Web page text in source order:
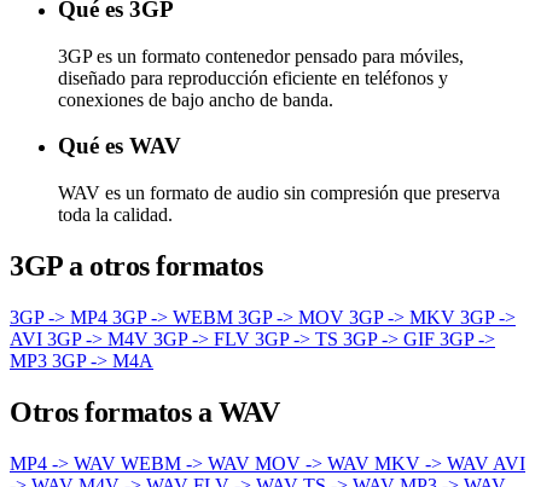
Qué es 3GP
3GP es un formato contenedor pensado para móviles,
diseñado para reproducción eficiente en teléfonos y
conexiones de bajo ancho de banda.
Qué es WAV
WAV es un formato de audio sin compresión que preserva
toda la calidad.
3GP a otros formatos
3GP -> MP4 3GP -> WEBM 3GP -> MOV 3GP -> MKV 3GP ->
AVI 3GP -> M4V 3GP -> FLV 3GP -> TS 3GP -> GIF 3GP ->
MP3 3GP -> M4A
Otros formatos a WAV
MP4 -> WAV WEBM -> WAV MOV -> WAV MKV -> WAV AVI